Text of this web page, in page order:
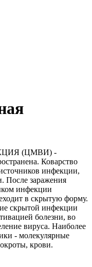
(ЦМВИ) -
Коварство
инфекции,
После заражения
инфекции
в скрытую форму.
скрытой инфекции
болезни, во
вируса. Наиболее
- молекулярные
крови.